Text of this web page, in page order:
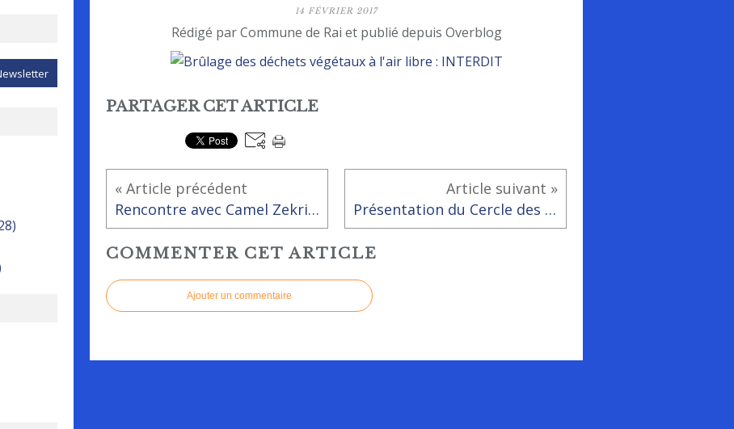
14 FÉVRIER 2017
Rédigé par Commune de Rai et publié depuis Overblog
PARTAGER CET ARTICLE
« Article précédent
Rencontre avec Camel Zekri et Dominique Chevaucher à la bibliothèque le 15 février à 18h
Article suivant »
Présentation du Cercle des Arbres
COMMENTER CET ARTICLE
Ajouter un commentaire